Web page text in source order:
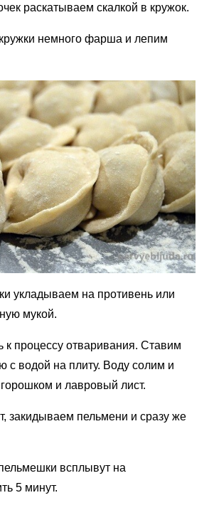
раскатываем скалкой в кружок.
немного фарша и лепим
укладываем на противень или
мукой.
к процессу отваривания. Ставим
с водой на плиту. Воду солим и
и лавровый лист.
закидываем пельмени и сразу же
всплывут на
5 минут.